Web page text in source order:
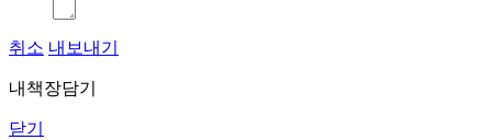
취소 내보내기
내책장담기
닫기